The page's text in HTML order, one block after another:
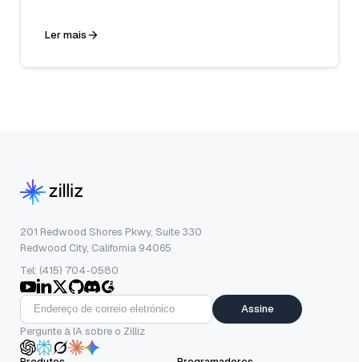
Ler mais
201 Redwood Shores Pkwy, Suite 330
Redwood City, California 94065
Tel: (415) 704-0580
Assine
Pergunte à IA sobre o Zilliz